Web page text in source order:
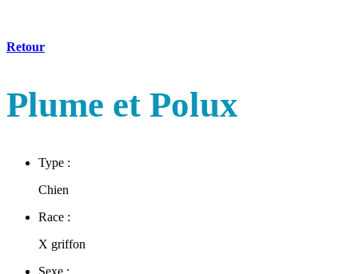
Retour
Plume et Polux
Type :
Chien
Race :
X griffon
Sexe :